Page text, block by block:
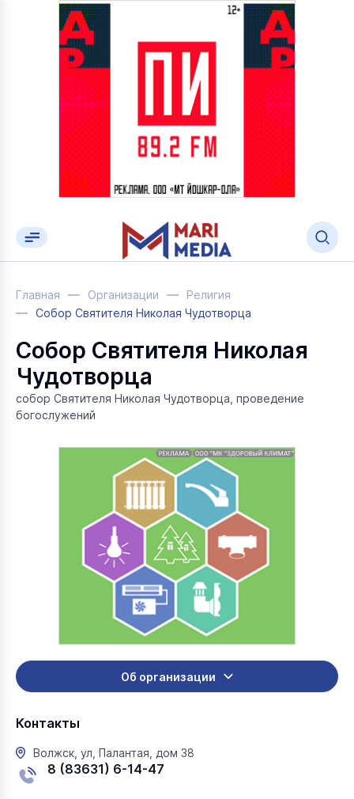
Главная Организации
Религия
Собор Святителя Николая Чудотворца
Собор Святителя Николая
Чудотворца
собор Святителя Николая Чудотворца, проведение
богослужений
Об организации
Контакты
Волжск, ул, Палантая, дом 38
8 (83631) 6-14-47